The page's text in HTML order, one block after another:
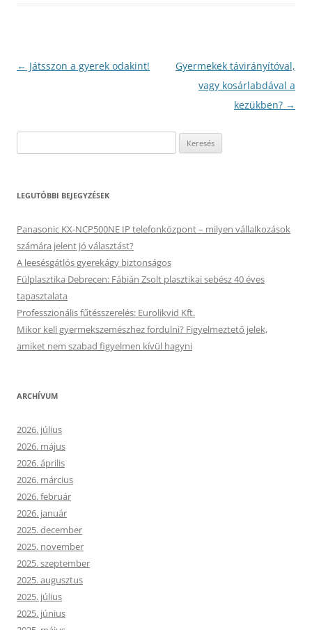
Bejegyzés
← Játsszon a gyerek odakint!
Gyermekek távirányítóval,
vagy kosárlabdával a
kezükben? →
LEGUTÓBBI BEJEGYZÉSEK
Panasonic KX-NCP500NE IP telefonközpont – milyen vállalkozások
számára jelent jó választást?
A leesésgátlós gyerekágy biztonságos
Fülplasztika Debrecen: Fábián Zsolt plasztikai sebész 40 éves
tapasztalata
Professzionális fűtésszerelés: Eurolikvid Kft.
Mikor kell gyermekszemészhez fordulni? Figyelmeztető jelek,
amiket nem szabad figyelmen kívül hagyni
ARCHÍVUM
2026. július
2026. május
2026. április
2026. március
2026. február
2026. január
2025. december
2025. november
2025. szeptember
2025. augusztus
2025. július
2025. június